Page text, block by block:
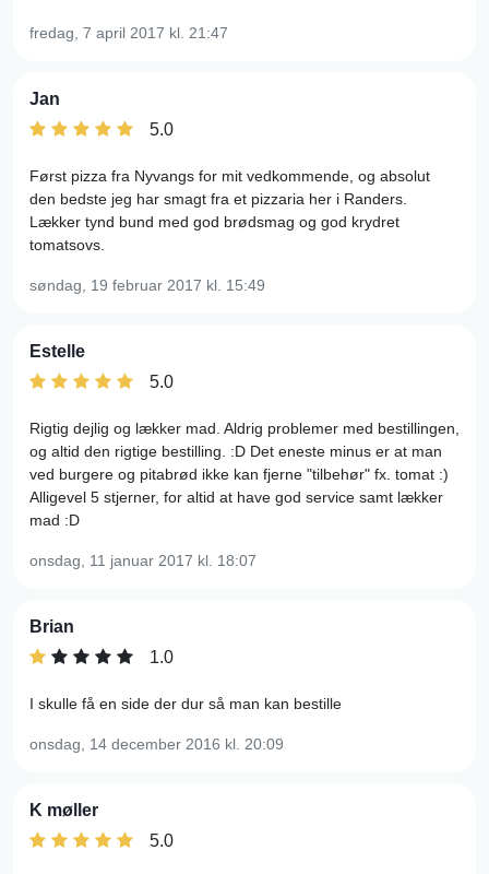
fredag, 7 april 2017 kl. 21:47
Jan
5.0
Først pizza fra Nyvangs for mit vedkommende, og absolut
den bedste jeg har smagt fra et pizzaria her i Randers.
Lækker tynd bund med god brødsmag og god krydret
tomatsovs.
søndag, 19 februar 2017 kl. 15:49
Estelle
5.0
Rigtig dejlig og lækker mad. Aldrig problemer med bestillingen,
og altid den rigtige bestilling. :D Det eneste minus er at man
ved burgere og pitabrød ikke kan fjerne "tilbehør" fx. tomat :)
Alligevel 5 stjerner, for altid at have god service samt lækker
mad :D
onsdag, 11 januar 2017 kl. 18:07
Brian
1.0
I skulle få en side der dur så man kan bestille
onsdag, 14 december 2016 kl. 20:09
K møller
5.0